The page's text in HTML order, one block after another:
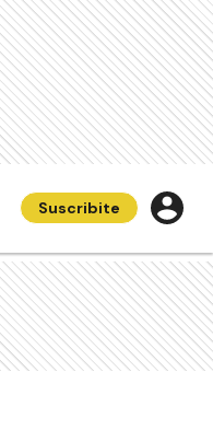
Suscribite